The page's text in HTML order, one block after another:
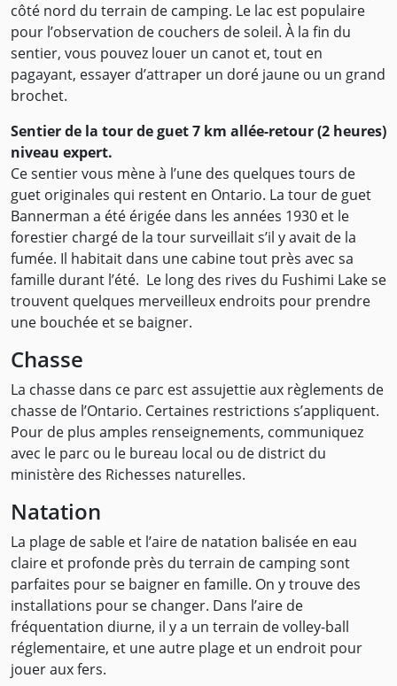
côté nord du terrain de camping. Le lac est populaire
pour l’observation de couchers de soleil. À la fin du
sentier, vous pouvez louer un canot et, tout en
pagayant, essayer d’attraper un doré jaune ou un grand
brochet.
Sentier de la tour de guet 7 km allée-retour (2 heures)
niveau expert.
Ce sentier vous mène à l’une des quelques tours de
guet originales qui restent en Ontario. La tour de guet
Bannerman a été érigée dans les années 1930 et le
forestier chargé de la tour surveillait s’il y avait de la
fumée. Il habitait dans une cabine tout près avec sa
famille durant l’été. Le long des rives du Fushimi Lake se
trouvent quelques merveilleux endroits pour prendre
une bouchée et se baigner.
Chasse
La chasse dans ce parc est assujettie aux règlements de
chasse de l’Ontario. Certaines restrictions s’appliquent.
Pour de plus amples renseignements, communiquez
avec le parc ou le bureau local ou de district du
ministère des Richesses naturelles.
Natation
La plage de sable et l’aire de natation balisée en eau
claire et profonde près du terrain de camping sont
parfaites pour se baigner en famille. On y trouve des
installations pour se changer. Dans l’aire de
fréquentation diurne, il y a un terrain de volley-ball
réglementaire, et une autre plage et un endroit pour
jouer aux fers.